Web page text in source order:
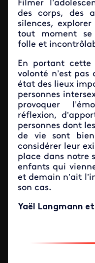
Filmer
des corps, des
silences,
tout moment se
folle et
En portant cette
volonté n’est pas
état des lieux
personnes
provoquer
réflexion,
personnes dont
de vie sont
considérer leur
place dans notre
enfants qui
et demain n’ait
son cas.
Yaël Langmann